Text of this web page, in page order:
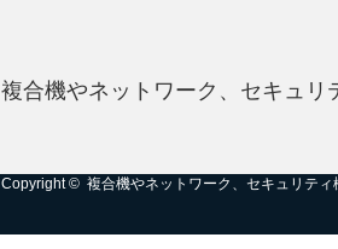
複合機やネットワーク、セキュ
Copyright © 複合機やネットワーク、セキュリテ